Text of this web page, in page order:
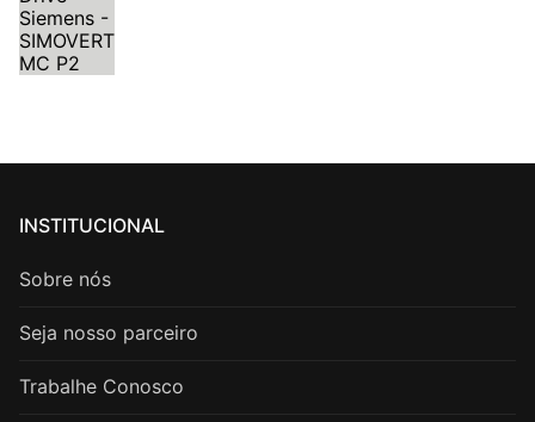
INSTITUCIONAL
Sobre nós
Seja nosso parceiro
Trabalhe Conosco